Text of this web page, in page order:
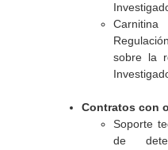
sobre la
Contratos con
Soporte
de